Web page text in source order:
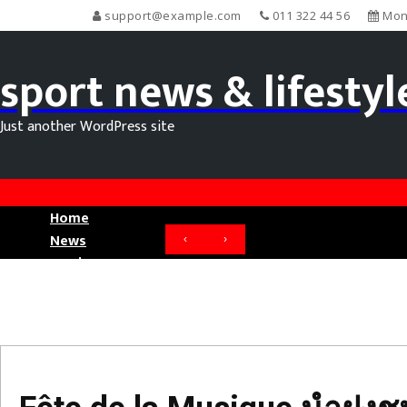
support@example.com 011 322 44 56
sport news &
Just another WordPress site
Home
News
Movie News
‹ ›
Fête
la
Musique
ใน